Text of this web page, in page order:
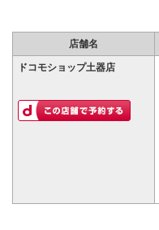
店舗名
ドコモショップ土器店